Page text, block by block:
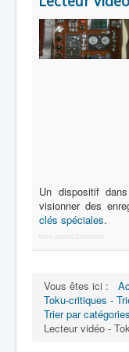
Série
Acteur
Mecha
Objet
Référence
Fanservice
Un dispositif
visionner des
clés spéciales.
More Joomla Extensions
Vous êtes ici :
Toku-critiques -
Trier par
Lecteur vidéo -